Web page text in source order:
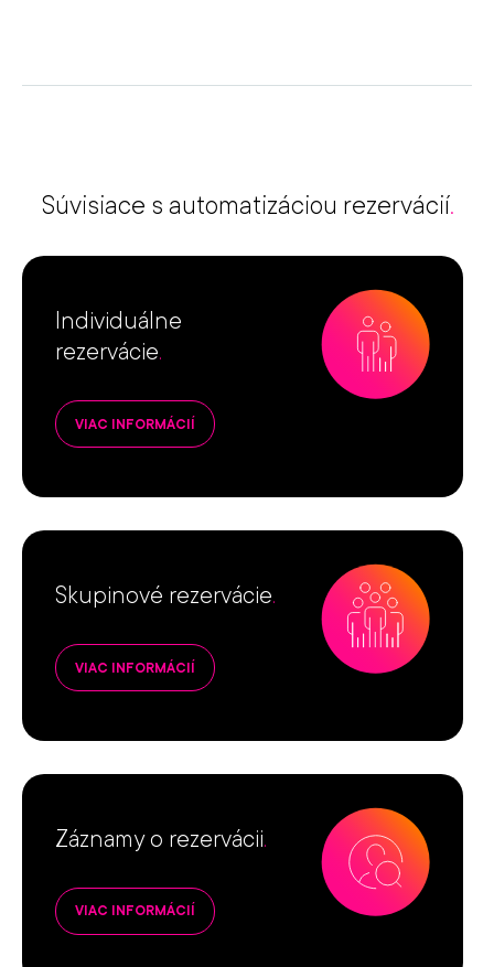
Súvisiace s automatizáciou rezervácií.
Individuálne
rezervácie.
VIAC INFORMÁCIÍ
Skupinové rezervácie.
VIAC INFORMÁCIÍ
Záznamy o rezervácii.
VIAC INFORMÁCIÍ